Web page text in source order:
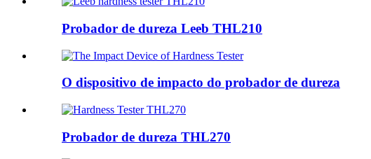
Probador de dureza Leeb THL210
O dispositivo de impacto do probador de dureza
Probador de dureza THL270